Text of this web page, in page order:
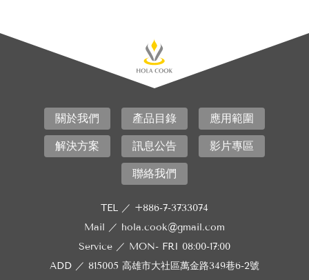
關於我們 產品目錄 應用範圍
解決方案 訊息公告 影片專區
聯絡我們
TEL ／ +886-7-3733074
Mail ／ hola.cook@gmail.com
Service ／ MON- FRI 08:00-17:00
ADD ／ 815005 高雄市大社區萬金路349巷6-2號